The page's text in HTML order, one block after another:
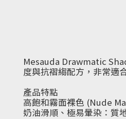
Mesauda Drawmatic
度與抗褶縐配方，非常適
產品特點
高飽和霧面裸色 (Nude
奶油滑順、極易暈染：質